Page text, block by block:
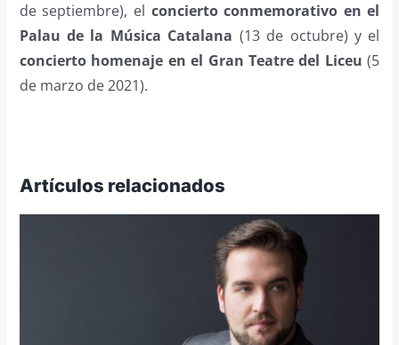
de septiembre), el concierto conmemorativo en el
Palau de la Música Catalana (13 de octubre) y el
concierto homenaje en el Gran Teatre del Liceu (5
de marzo de 2021).
Artículos relacionados